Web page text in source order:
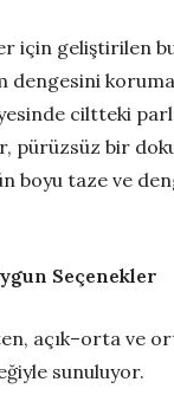
için geliştirilen
dengesini
ciltteki
pürüzsüz bir
boyu taze ve
Seçenekler
açık–orta ve
sunuluyor.